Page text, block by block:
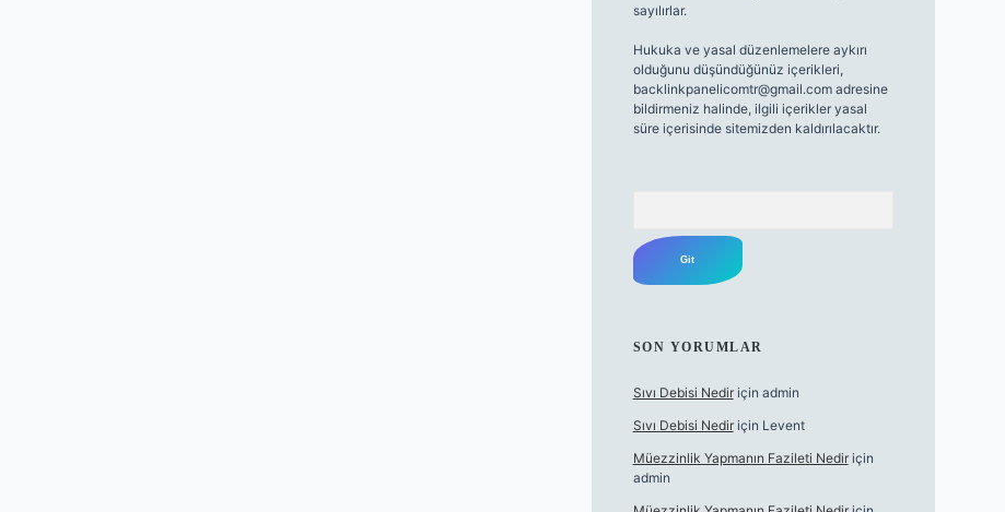
sayılırlar.
Hukuka ve yasal düzenlemelere aykırı
olduğunu düşündüğünüz içerikleri,
backlinkpanelicomtr@gmail.comadresine
bildirmeniz halinde, ilgili içerikler yasal
süre içerisinde sitemizden kaldırılacaktır.
SON YORUMLAR
Sıvı Debisi Nediriçin admin
Sıvı Debisi Nediriçin Levent
Müezzinlik Yapmanın Fazileti Nediriçin
admin